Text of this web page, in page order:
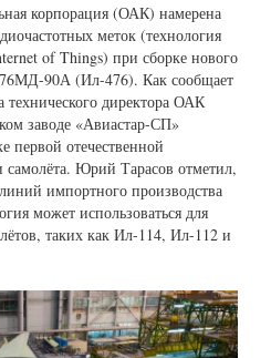
корпорация (ОАК) намерена
меток (технология
of Things) при сборке нового
76МД-90А (Ил-476). Как сообщает
технического директора ОАК
заводе «Авиастар-СП»
первой отечественной
самолёта. Юрий Тарасов отметил,
импортного производства
может использоваться для
таких как Ил-114, Ил-112 и